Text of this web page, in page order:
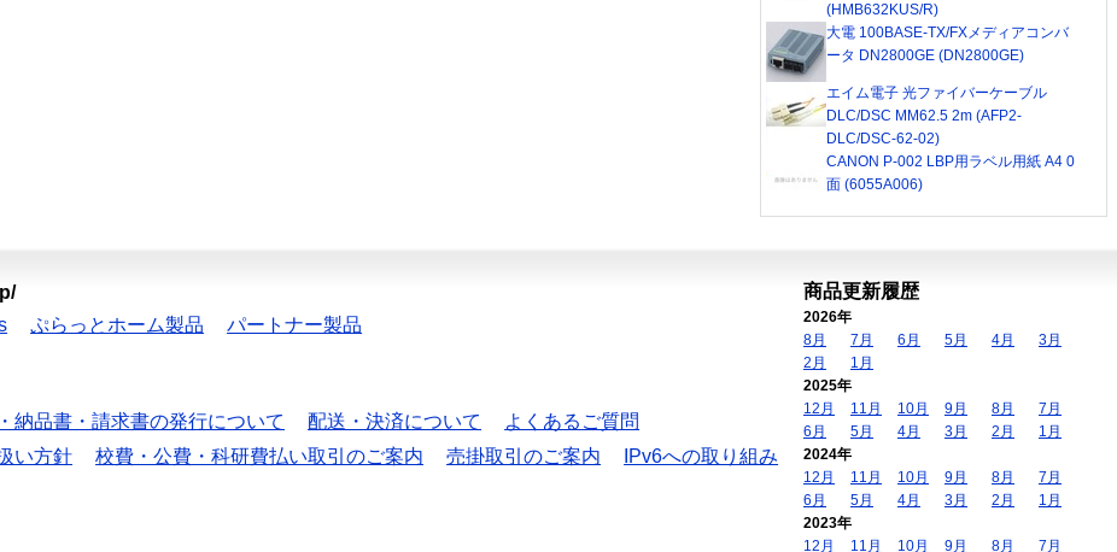
(HMB632KUS/R)
大電 100BASE-TX/FXメディアコンバ
ータ DN2800GE (DN2800GE)
エイム電子 光ファイバーケーブル
DLC/DSC MM62.5 2m (AFP2-
DLC/DSC-62-02)
CANON P-002 LBP用ラベル用紙 A4 0
面 (6055A006)
ぷらっとホーム製品 パートナー製品
納品書・請求書の発行について 配送・決済について
よくあるご質問
い方針 校費・公費・科研費払い取引のご案内 売掛取引のご案内
IPv6への取り組み
商品更新履歴
2026年
8月
7月 6月 5月 4月
3月
2月
1月
2025年
12月
11月 10月 9月 8月
7月
6月
5月 4月 3月 2月
1月
2024年
12月
11月 10月 9月 8月
7月
6月
5月 4月 3月 2月
1月
2023年
12月
11月 10月 9月 8月
7月